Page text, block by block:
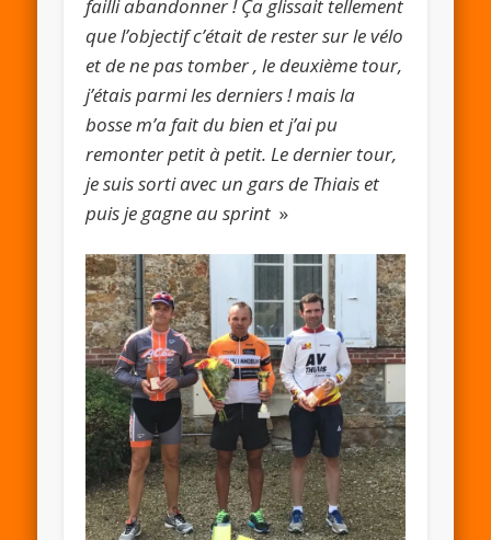
failli abandonner ! Ça glissait tellement
que l’objectif c’était de rester sur le vélo
et de ne pas tomber , le deuxième tour,
j’étais parmi les derniers ! mais la
bosse m’a fait du bien et j’ai pu
remonter petit à petit. Le dernier tour,
je suis sorti avec un gars de Thiais et
puis je gagne au sprint »